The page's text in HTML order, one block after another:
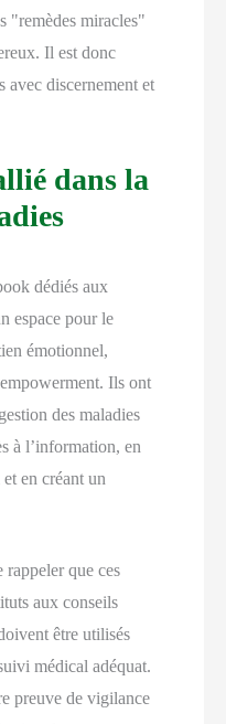
"remèdes miracles"
Il est donc
avec discernement et
dans la
dédiés aux
espace pour le
émotionnel,
Ils ont
des maladies
à l’information, en
en créant un
rappeler que ces
aux conseils
être utilisés
médical adéquat.
preuve de vigilance